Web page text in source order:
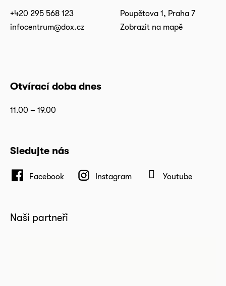
+420 295 568 123
infocentrum@dox.cz
Poupětova 1, Praha 7
Zobrazit na mapě
Otvírací doba dnes
11.00 – 19.00
Sledujte nás
Facebook Instagram Youtube
Naši partneři